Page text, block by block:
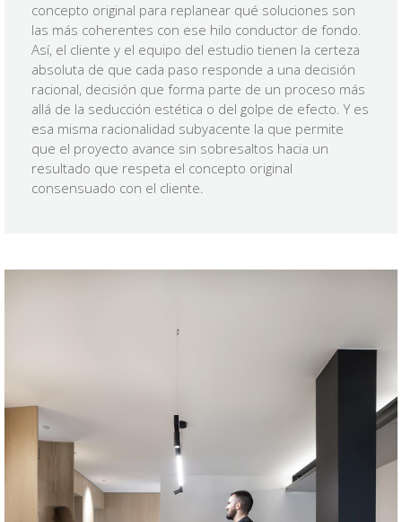
concepto original para replanear qué soluciones son
las más coherentes con ese hilo conductor de fondo.
Así, el cliente y el equipo del estudio tienen la certeza
absoluta de que cada paso responde a una decisión
racional, decisión que forma parte de un proceso más
allá de la seducción estética o del golpe de efecto. Y es
esa misma racionalidad subyacente la que permite
que el proyecto avance sin sobresaltos hacia un
resultado que respeta el concepto original
consensuado con el cliente.